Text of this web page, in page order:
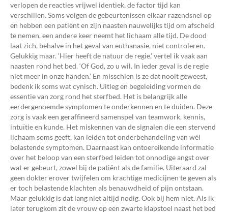
verlopen de reacties vrijwel identiek, de factor tijd kan
verschillen. Soms volgen de gebeurtenissen elkaar razendsnel op
en hebben een patiënt en zijn naasten nauwelijks tijd om afscheid
te nemen, een andere keer neemt het lichaam alle tijd. De dood
laat zich, behalve in het geval van euthanasie, niet controleren.
Gelukkig maar. ‘Hier heeft de natuur de regie,’ vertel ik vaak aan
naasten rond het bed. ‘Of God, zo u wil. In ieder geval is de regie
niet meer in onze handen.’ En misschien is ze dat nooit geweest,
bedenk ik soms wat cynisch. Uitleg en begeleiding vormen de
essentie van zorg rond het sterfbed. Het is belangrijk alle
eerdergenoemde symptomen te onderkennen en te duiden. Deze
zorg is vaak een geraffineerd samenspel van teamwork, kennis,
intuïtie en kunde. Het miskennen van de signalen die een stervend
lichaam soms geeft, kan leiden tot onderbehandeling van wél
belastende symptomen. Daarnaast kan ontoereikende informatie
over het beloop van een sterfbed leiden tot onnodige angst over
wat er gebeurt, zowel bij de patiënt als de familie. Uiteraard zal
geen dokter erover twijfelen om krachtige medicijnen te geven als
er toch belastende klachten als benauwdheid of pijn ontstaan.
Maar gelukkig is dat lang niet altijd nodig. Ook bij hem niet. Als ik
later terugkom zit de vrouw op een zwarte klapstoel naast het bed